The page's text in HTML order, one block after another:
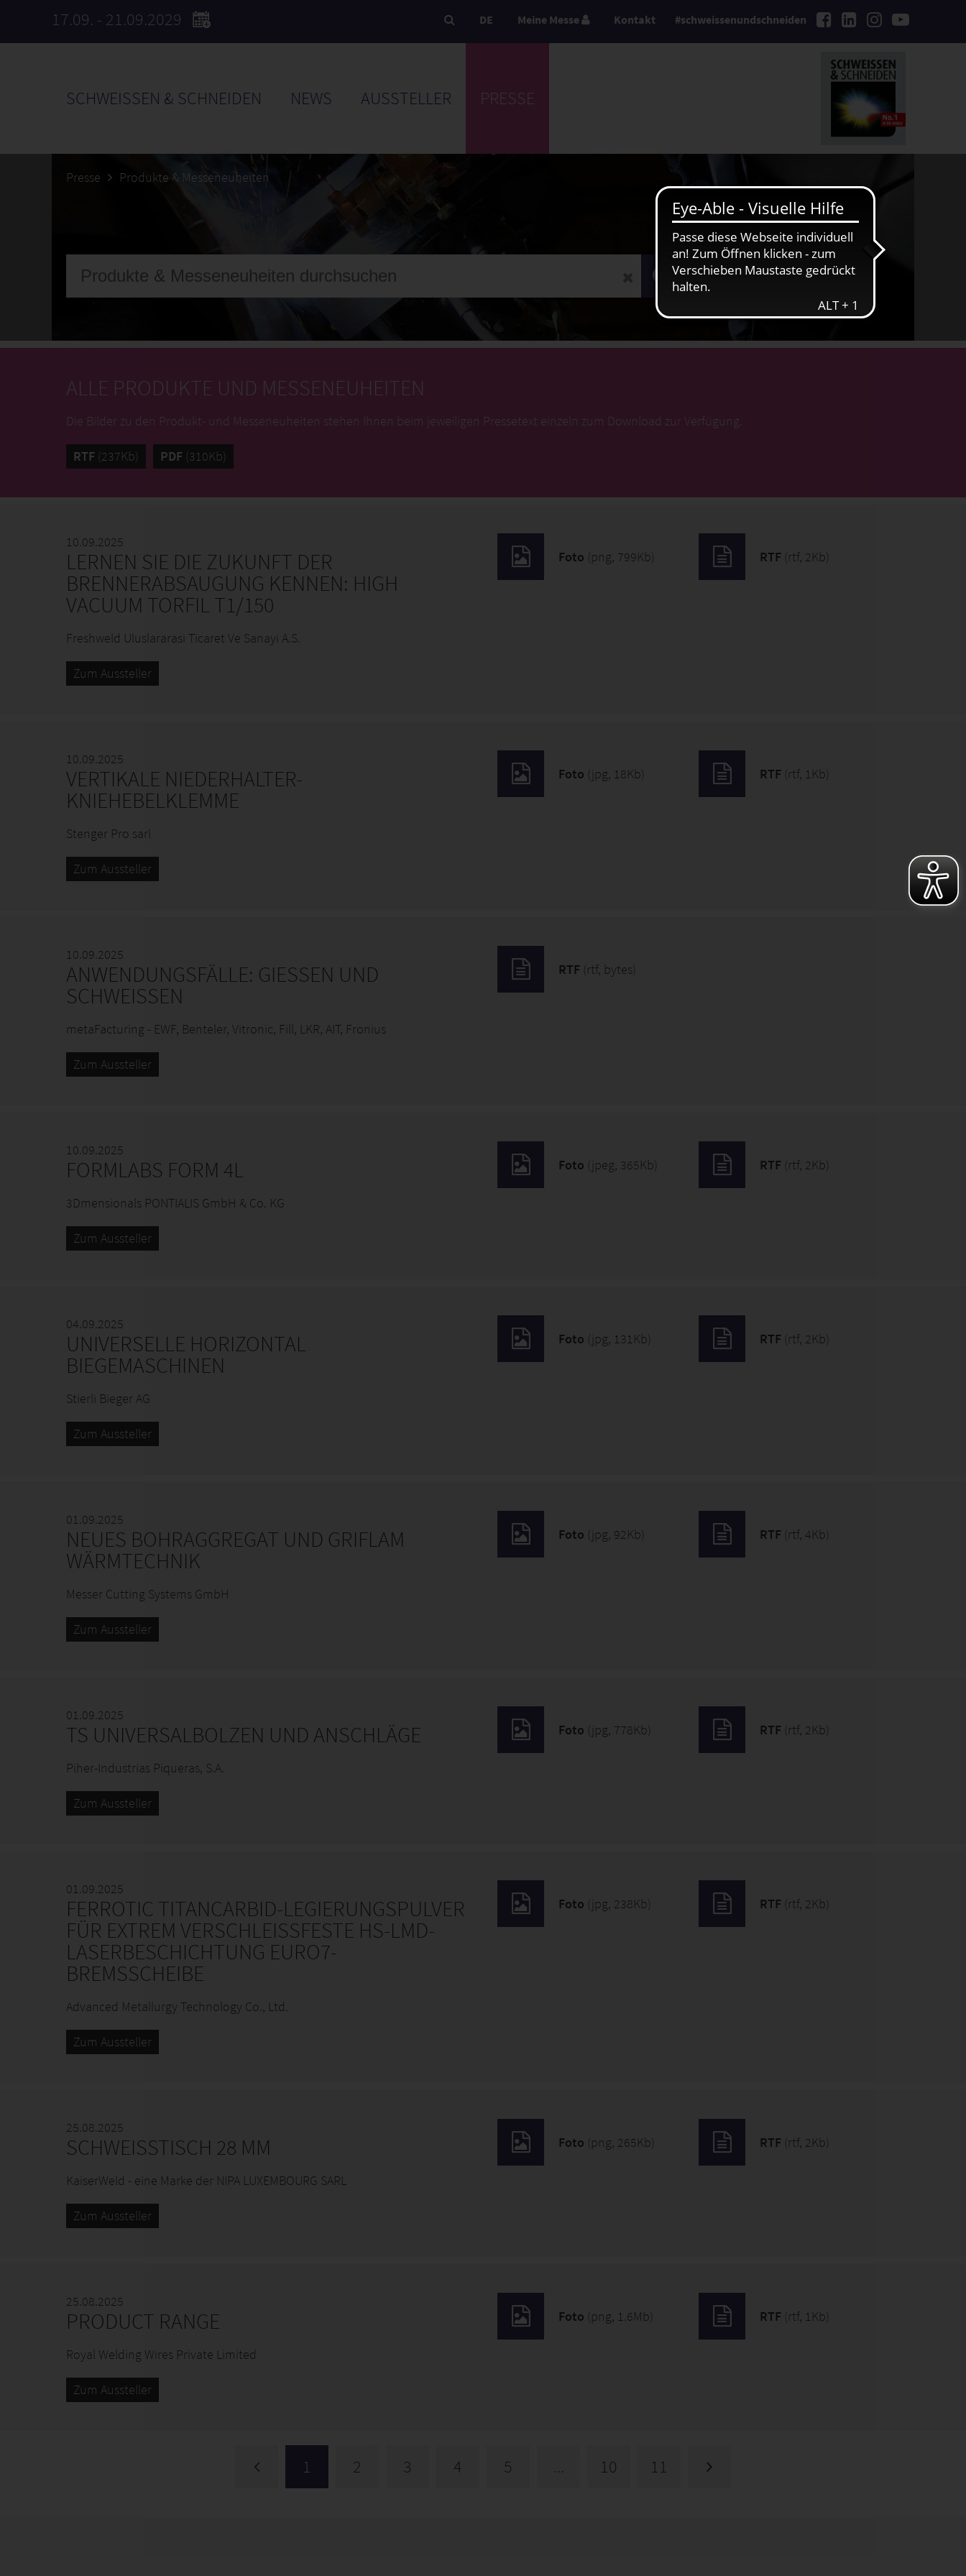
17.09. - 21.09.2029 #schweissenundschneiden
DE Meine Messe Kontakt
SCHWEISSEN & SCHNEIDEN NEWS AUSSTELLER PRESSE
Presse Produkte & Messeneuheiten
ALLE PRODUKTE UND MESSENEUHEITEN
Die Bilder zu den Produkt- und Messeneuheiten stehen Ihnen beim jeweiligen Pressetext einzeln zum Download zur Verfügung.
RTF (237Kb) PDF (310Kb)
10.09.2025
LERNEN SIE DIE ZUKUNFT DER
BRENNERABSAUGUNG KENNEN: HIGH
VACUUM TORFIL T1/150
Freshweld Uluslararasi Ticaret Ve Sanayi A.S.
Zum Aussteller
Foto (png, 799Kb) RTF (rtf, 2Kb)
10.09.2025
VERTIKALE NIEDERHALTER-
KNIEHEBELKLEMME
Stenger Pro sarl
Zum Aussteller
Foto (jpg, 18Kb) RTF (rtf, 1Kb)
10.09.2025
ANWENDUNGSFÄLLE: GIESSEN UND
SCHWEISSEN
metaFacturing - EWF, Benteler, Vitronic, Fill, LKR, AIT, Fronius
Zum Aussteller
RTF (rtf, bytes)
10.09.2025
FORMLABS FORM 4L
3Dmensionals PONTIALIS GmbH & Co. KG
Zum Aussteller
Foto (jpeg, 365Kb) RTF (rtf, 2Kb)
04.09.2025
UNIVERSELLE HORIZONTAL
BIEGEMASCHINEN
Stierli Bieger AG
Zum Aussteller
Foto (jpg, 131Kb) RTF (rtf, 2Kb)
01.09.2025
NEUES BOHRAGGREGAT UND GRIFLAM
WÄRMTECHNIK
Messer Cutting Systems GmbH
Zum Aussteller
Foto (jpg, 92Kb) RTF (rtf, 4Kb)
01.09.2025
TS UNIVERSALBOLZEN UND ANSCHLÄGE
Piher-Industrias Piqueras, S.A.
Zum Aussteller
Foto (jpg, 778Kb) RTF (rtf, 2Kb)
01.09.2025
FERROTIC TITANCARBID-LEGIERUNGSPULVER
FÜR EXTREM VERSCHLEISSFESTE HS-LMD-
LASERBESCHICHTUNG EURO7-
BREMSSCHEIBE
Advanced Metallurgy Technology Co., Ltd.
Zum Aussteller
Foto (jpg, 238Kb) RTF (rtf, 2Kb)
25.08.2025
SCHWEISSTISCH 28 MM
KaiserWeld - eine Marke der NIPA LUXEMBOURG SARL
Zum Aussteller
Foto (png, 265Kb) RTF (rtf, 2Kb)
25.08.2025
PRODUCT RANGE
Royal Welding Wires Private Limited
Zum Aussteller
Foto (png, 1.6Mb) RTF (rtf, 1Kb)
1 2 3 4 5 ... 10 11